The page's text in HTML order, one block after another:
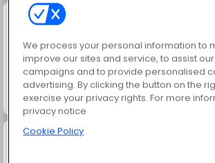
Fashion Princess - Dress Up for Girls Masha
We process your personal information to
improve our sites and service, to assist
campaigns and to provide personalised
advertising. By clicking the button on the
exercise your privacy rights. For more
privacy notice
Cookie Policy